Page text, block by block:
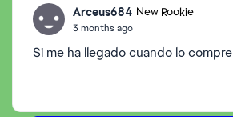
Arceus684 New Rookie
3 months ago
Si me ha llegado cuando lo compre